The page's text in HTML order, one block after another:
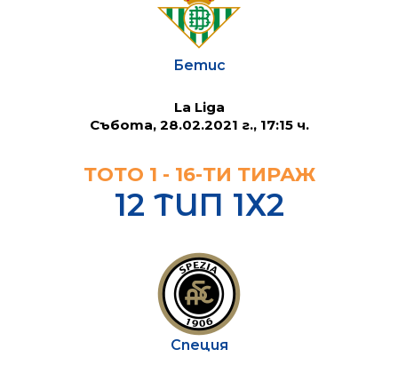
Бетис
La Liga
Събота, 28.02.2021 г., 17:15 ч.
ТОТО 1 - 16-ТИ ТИРАЖ
12 ТИП 1Х2
Специя